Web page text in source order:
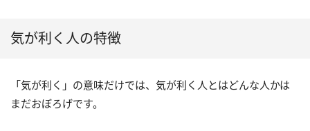
気が利く人の特徴
「気が利く」の意味だけでは、気が利く人とはどんな人かは
まだおぼろげです。